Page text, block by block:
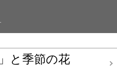
と季節の花